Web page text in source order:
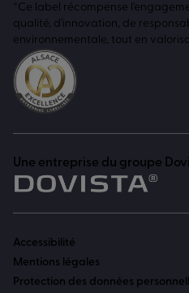
*Ce label récompense
qualité, d'innovation, de
environnementale, tout en
Une entreprise du groupe
Accessibilité
Mentions légales
Protection des données